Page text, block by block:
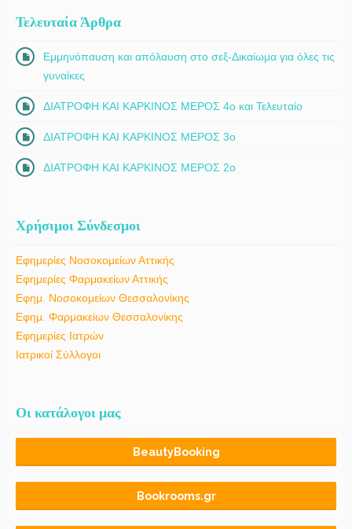
Τελευταία Άρθρα
Εμμηνόπαυση και απόλαυση στο σεξ-Δικαίωμα για όλες τις
γυναίκες
ΔΙΑΤΡΟΦΗ ΚΑΙ ΚΑΡΚΙΝΟΣ ΜΕΡΟΣ 4ο και Τελευταίο
ΔΙΑΤΡΟΦΗ ΚΑΙ ΚΑΡΚΙΝΟΣ ΜΕΡΟΣ 3ο
ΔΙΑΤΡΟΦΗ ΚΑΙ ΚΑΡΚΙΝΟΣ ΜΕΡΟΣ 2ο
Χρήσιμοι Σύνδεσμοι
Εφημερίες Νοσοκομείων Αττικής
Εφημερίες Φαρμακείων Αττικής
Εφημ. Νοσοκομείων Θεσσαλονίκης
Εφημ. Φαρμακείων Θεσσαλονίκης
Εφημερίες Ιατρών
Ιατρικοί Σύλλογοι
Οι κατάλογοι μας
BeautyBooking
Bookrooms.gr